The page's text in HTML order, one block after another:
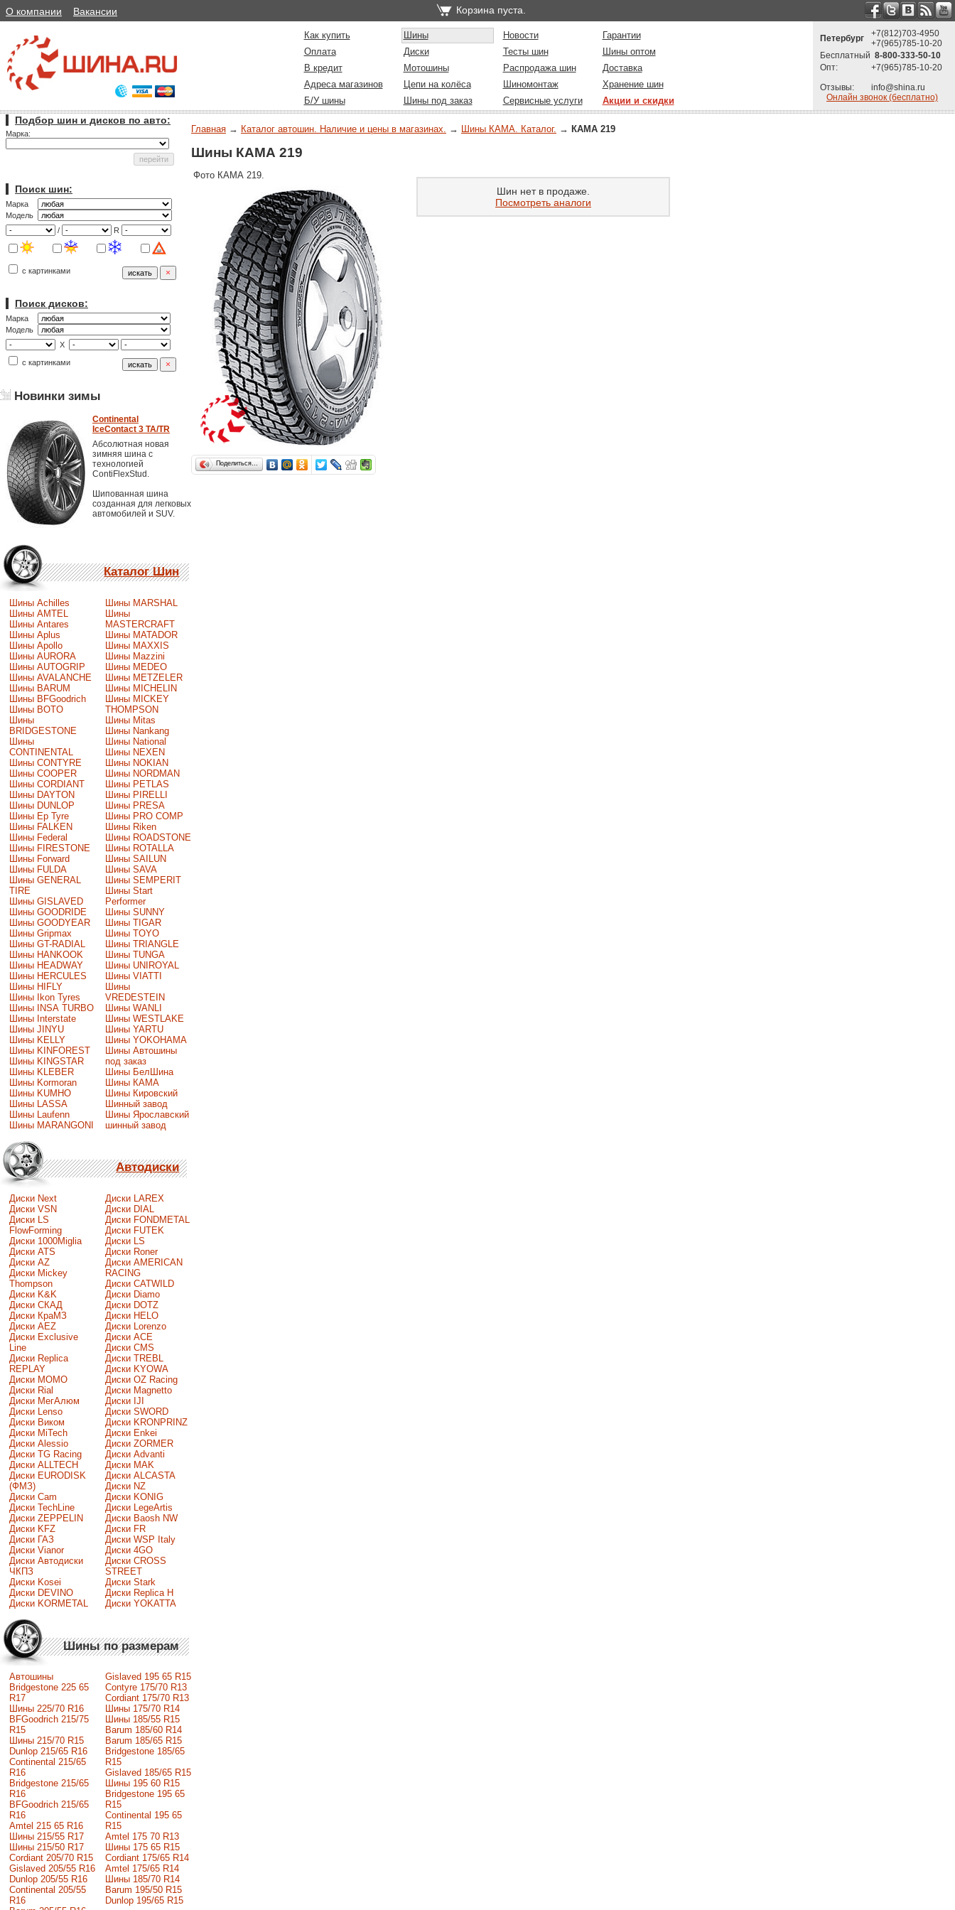
О компании Вакансии Корзина пуста.
Как купить Шины Новости
Гарантии
Оплата
Диски Тесты шин
Шины оптом
В кредит
Мотошины Распродажа шин
Доставка
Адреса магазинов
Цепи на колёса Шиномонтаж
Хранение шин
Б/У шины
Шины под заказ Сервисные услуги Акции и скидки
Петербург
+7(812)703-4950
+7(965)785-10-20
Бесплатный 8-800-333-50-10
Опт:
+7(965)785-10-20
Отзывы:
info@shina.ru
Онлайн звонок (бесплатно)
Подбор шин и дисков по авто:
Марка:
Поиск шин:
Марка
Модель
/
R
с картинками
Поиск дисков:
Марка
Модель
X
с картинками
Новинки зимы
Continental
IceContact 3 TA/TR
Абсолютная новая
зимняя шина с
технологией
ContiFlexStud.
Шипованная шина
созданная для легковых
автомобилей и SUV.
Каталог Шин
Шины Achilles
Шины AMTEL
Шины Antares
Шины Aplus
Шины Apollo
Шины AURORA
Шины AUTOGRIP
Шины AVALANCHE
Шины BARUM
Шины BFGoodrich
Шины BOTO
Шины
BRIDGESTONE
Шины
CONTINENTAL
Шины CONTYRE
Шины COOPER
Шины CORDIANT
Шины DAYTON
Шины DUNLOP
Шины Ep Tyre
Шины FALKEN
Шины Federal
Шины FIRESTONE
Шины Forward
Шины FULDA
Шины GENERAL
TIRE
Шины GISLAVED
Шины GOODRIDE
Шины GOODYEAR
Шины Gripmax
Шины GT-RADIAL
Шины HANKOOK
Шины HEADWAY
Шины HERCULES
Шины HIFLY
Шины Ikon Tyres
Шины INSA TURBO
Шины Interstate
Шины JINYU
Шины KELLY
Шины KINFOREST
Шины KINGSTAR
Шины KLEBER
Шины Kormoran
Шины KUMHO
Шины LASSA
Шины Laufenn
Шины MARANGONI
Шины MARSHAL
Шины
MASTERCRAFT
Шины MATADOR
Шины MAXXIS
Шины Mazzini
Шины MEDEO
Шины METZELER
Шины MICHELIN
Шины MICKEY
THOMPSON
Шины Mitas
Шины Nankang
Шины National
Шины NEXEN
Шины NOKIAN
Шины NORDMAN
Шины PETLAS
Шины PIRELLI
Шины PRESA
Шины PRO COMP
Шины Riken
Шины ROADSTONE
Шины ROTALLA
Шины SAILUN
Шины SAVA
Шины SEMPERIT
Шины Start
Performer
Шины SUNNY
Шины TIGAR
Шины TOYO
Шины TRIANGLE
Шины TUNGA
Шины UNIROYAL
Шины VIATTI
Шины
VREDESTEIN
Шины WANLI
Шины WESTLAKE
Шины YARTU
Шины YOKOHAMA
Шины Автошины
под заказ
Шины БелШина
Шины КАМА
Шины Кировский
Шинный завод
Шины Ярославский
шинный завод
Автодиски
Диски Next
Диски VSN
Диски LS
FlowForming
Диски 1000Miglia
Диски ATS
Диски AZ
Диски Mickey
Thompson
Диски K&K
Диски СКАД
Диски КраМЗ
Диски AEZ
Диски Exclusive
Line
Диски Replica
REPLAY
Диски MOMO
Диски Rial
Диски МегАлюм
Диски Lenso
Диски Виком
Диски MiTech
Диски Alessio
Диски TG Racing
Диски ALLTECH
Диски EURODISK
(ФМЗ)
Диски Cam
Диски TechLine
Диски ZEPPELIN
Диски KFZ
Диски ГАЗ
Диски Vianor
Диски Автодиски
ЧКПЗ
Диски Kosei
Диски DEVINO
Диски KORMETAL
Диски LAREX
Диски DIAL
Диски FONDMETAL
Диски FUTEK
Диски LS
Диски Roner
Диски AMERICAN
RACING
Диски CATWILD
Диски Diamo
Диски DOTZ
Диски HELO
Диски Lorenzo
Диски ACE
Диски CMS
Диски TREBL
Диски KYOWA
Диски OZ Racing
Диски Magnetto
Диски IJI
Диски SWORD
Диски KRONPRINZ
Диски Enkei
Диски ZORMER
Диски Advanti
Диски MAK
Диски ALCASTA
Диски NZ
Диски KONIG
Диски LegeArtis
Диски Baosh NW
Диски FR
Диски WSP Italy
Диски 4GO
Диски CROSS
STREET
Диски Stark
Диски Replica H
Диски YOKATTA
Шины по размерам
Автошины
Bridgestone 225 65
R17
Шины 225/70 R16
BFGoodrich 215/75
R15
Шины 215/70 R15
Dunlop 215/65 R16
Continental 215/65
R16
Bridgestone 215/65
R16
BFGoodrich 215/65
R16
Amtel 215 65 R16
Шины 215/55 R17
Шины 215/50 R17
Сordiant 205/70 R15
Gislaved 205/55 R16
Dunlop 205/55 R16
Continental 205/55
R16
Gislaved 195 65 R15
Contyre 175/70 R13
Cordiant 175/70 R13
Шины 175/70 R14
Шины 185/55 R15
Barum 185/60 R14
Barum 185/65 R15
Bridgestone 185/65
R15
Gislaved 185/65 R15
Шины 195 60 R15
Bridgestone 195 65
R15
Continental 195 65
R15
Amtel 175 70 R13
Шины 175 65 R15
Cordiant 175/65 R14
Amtel 175/65 R14
Шины 185/70 R14
Barum 195/50 R15
Dunlop 195/65 R15
Главная → Каталог автошин. Наличие и цены в магазинах. → Шины КАМА. Каталог. → КАМА 219
Шины КАМА 219
Фото КАМА 219.
Шин нет в продаже.
Посмотреть аналоги
Поделиться…